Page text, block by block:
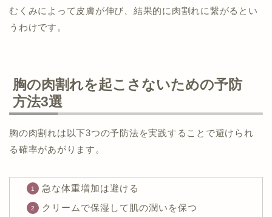
むくみによって皮膚が伸び、結果的に肉割れに繋がるとい
うわけです。
胸の肉割れを起こさないための予防
方法3選
胸の肉割れは以下3つの予防法を実践することで避けられ
る確率があがります。
急な体重増加は避ける
クリームで保湿して肌の潤いを保つ